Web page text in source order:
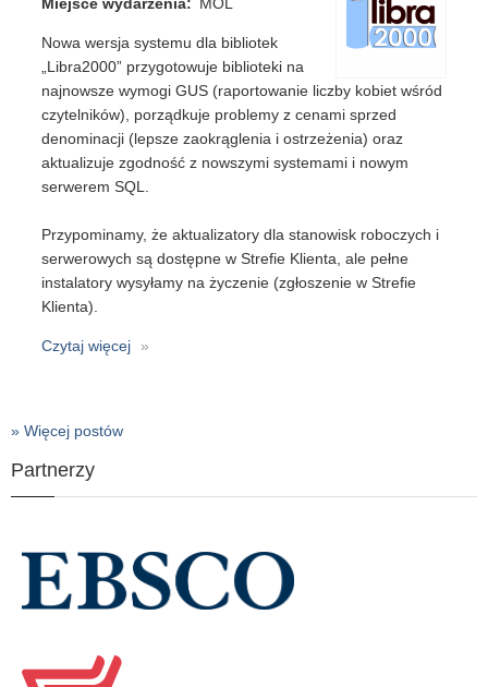
Nowa wersja systemu dla bibliotek
„Libra2000” przygotowuje biblioteki na
najnowsze wymogi GUS (raportowanie liczby kobiet wśród
czytelników), porządkuje problemy z cenami sprzed
denominacji (lepsze zaokrąglenia i ostrzeżenia) oraz
aktualizuje zgodność z nowszymi systemami i nowym
serwerem SQL.
Przypominamy, że aktualizatory dla stanowisk roboczych i
serwerowych są dostępne w Strefie Klienta, ale pełne
instalatory wysyłamy na życzenie (zgłoszenie w Strefie
Klienta).
Czytaj więcej
o
» Więcej postów
Partnerzy